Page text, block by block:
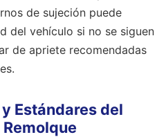
de sujeción puede
del vehículo si no se siguen
de apriete recomendadas
Estándares del